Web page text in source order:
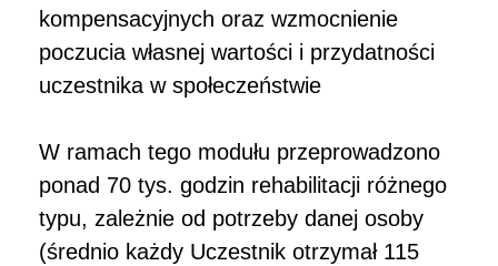
kompensacyjnych oraz wzmocnienie
poczucia własnej wartości i przydatności
uczestnika w społeczeństwie
W ramach tego modułu przeprowadzono
ponad 70 tys. godzin rehabilitacji różnego
typu, zależnie od potrzeby danej osoby
(średnio każdy Uczestnik otrzymał 115